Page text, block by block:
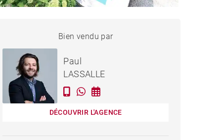
MAISON BORDEAUX - 120 M²
Bien vendu par
Paul
LASSALLE
DÉCOUVRIR L'AGENCE